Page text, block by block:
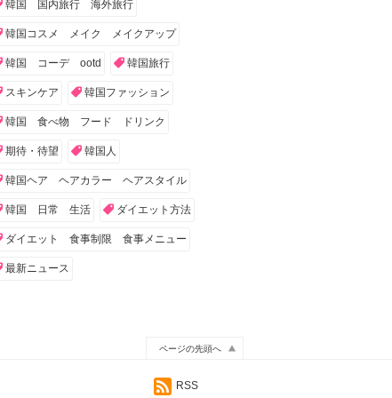
韓国 国内旅行 海外旅行
韓国コスメ メイク メイクアップ
韓国 コーデ ootd 韓国旅行
スキンケア 韓国ファッション
韓国 食べ物 フード ドリンク
期待・待望 韓国人
韓国ヘア ヘアカラー ヘアスタイル
韓国 日常 生活 ダイエット方法
ダイエット 食事制限 食事メニュー
最新ニュース
ページの先頭へ
RSS